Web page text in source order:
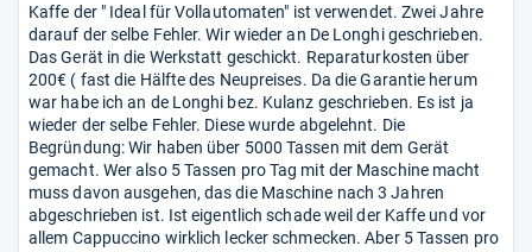
Kaffe der " Ideal für Vollautomaten" ist verwendet. Zwei Jahre
darauf der selbe Fehler. Wir wieder an De Longhi geschrieben.
Das Gerät in die Werkstatt geschickt. Reparaturkosten über
200€ ( fast die Hälfte des Neupreises. Da die Garantie herum
war habe ich an de Longhi bez. Kulanz geschrieben. Es ist ja
wieder der selbe Fehler. Diese wurde abgelehnt. Die
Begründung: Wir haben über 5000 Tassen mit dem Gerät
gemacht. Wer also 5 Tassen pro Tag mit der Maschine macht
muss davon ausgehen, das die Maschine nach 3 Jahren
abgeschrieben ist. Ist eigentlich schade weil der Kaffe und vor
allem Cappuccino wirklich lecker schmecken. Aber 5 Tassen pro